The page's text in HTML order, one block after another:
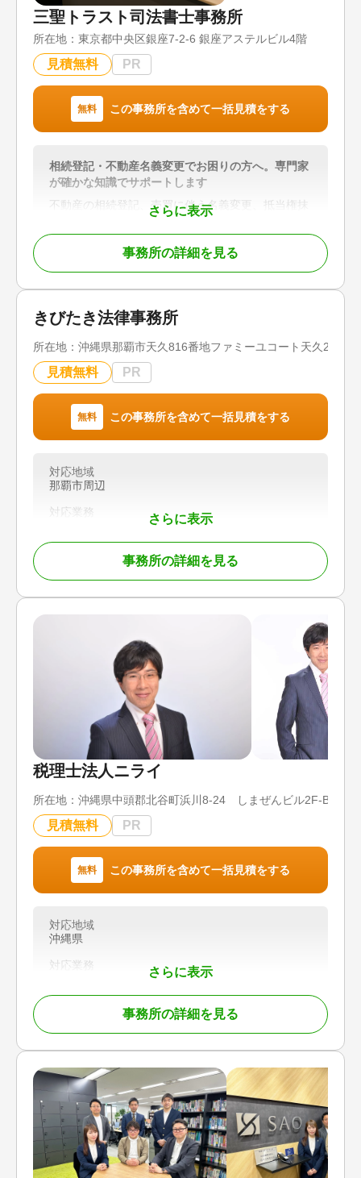
三聖トラスト司法書士事務所
所在地： 東京都中央区銀座7-2-6 銀座アステルビル4階
見積無料 PR
無料 この事務所を含めて一括見積をする
さらに表示
相続登記・不動産名義変更でお困りの方へ。専門家
が確かな知識でサポートします
不動産の相続登記、売買に伴う名義変更、抵当権抹
消登記など、不動産登記に関するお悩みに幅広く対
応しています。
「何から始めればよいかわからない」
法書士が状況を丁寧に整理し、必要な手続きと解決
までの道筋をわかりやすくご案内します。
「三聖トラスト会計事務所」グループの一員とし
て、登記手続きにとどまらず、相続手続き、生前対
策、税務に関するご相談まで、各分野の専門家と連
心して手続きを進めていただける体制を整えていま
す。
・相続・登記に強い司法書士が対応
・電話、メール、LINEによるスピーディーなレスポ
登記に関する不安や疑問がございましたら、まずは
お気軽にご相談ください。
東京都、神奈川県、千葉県、埼玉県
対応業務
相続登記 / 相続手続き / 事業承継
対応体制
電話相談可 / 訪問可 / 初回相談無料 / オンライン面
談可 / 事務所面談可
事務所の詳細を見る
きびたき法律事務所
所在地： 沖縄県那覇市天久816番地ファミーユコート天久203号
見積無料 PR
無料 この事務所を含めて一括見積をする
さらに表示
対応地域
那覇市周辺
対応業務
相続トラブル（弁護士相談）
事務所の詳細を見る
税理士法人ニライ
所在地： 沖縄県中頭郡北谷町浜川8-24 しまぜんビル2F-B（コ
見積無料 PR
無料 この事務所を含めて一括見積をする
さらに表示
対応地域
沖縄県
対応業務
遺産分割 / 相続税申告
事務所の詳細を見る